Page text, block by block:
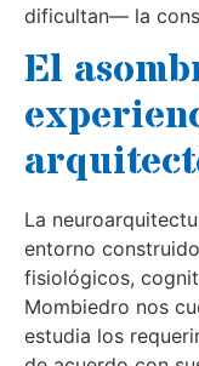
dificultan— la
El
La
entorno
fisiológicos,
Mombiedro nos
estudia los